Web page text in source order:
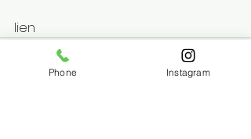
lien
Phone Instagram